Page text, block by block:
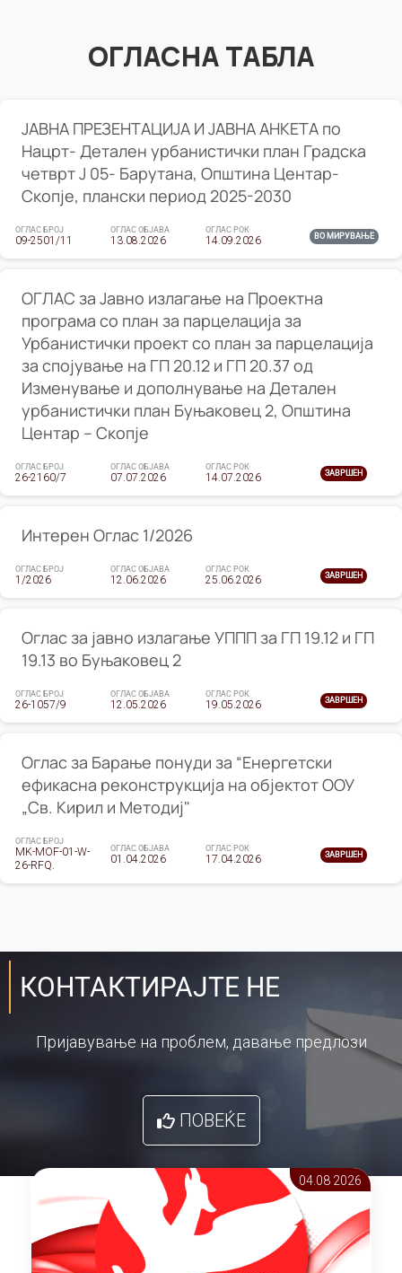
ОГЛАСНА ТАБЛА
ЈАВНА ПРЕЗЕНТАЦИЈА И ЈАВНА АНКЕТА по
Нацрт- Детален урбанистички план Градска
четврт Ј 05- Барутана, Општина Центар-
Скопје, плански период 2025-2030
ОГЛАС БРОЈ
09-2501/11
ОГЛАС ОБЈАВА
13.08.2026
ОГЛАС РОК
14.09.2026 ВО МИРУВАЊЕ
ОГЛАС за Јавно излагање на Проектна
програма со план за парцелација за
Урбанистички проект со план за парцелација
за спојување на ГП 20.12 и ГП 20.37 од
Изменување и дополнување на Детален
урбанистички план Буњаковец 2, Општина
Центар – Скопје
ОГЛАС БРОЈ
26-2160/7
ОГЛАС ОБЈАВА
07.07.2026
ОГЛАС РОК
14.07.2026 ЗАВРШЕН
Интерен Оглас 1/2026
ОГЛАС БРОЈ
1/2026
ОГЛАС ОБЈАВА
12.06.2026
ОГЛАС РОК
25.06.2026 ЗАВРШЕН
Оглас за јавно излагање УППП за ГП 19.12 и ГП
19.13 во Буњаковец 2
ОГЛАС БРОЈ
26-1057/9
ОГЛАС ОБЈАВА
12.05.2026
ОГЛАС РОК
19.05.2026 ЗАВРШЕН
Оглас за Барање понуди за “Енергетски
ефикасна реконструкција на објектот ООУ
„Св. Кирил и Методиј"
ОГЛАС БРОЈ
MK-MOF-01-W-
26-RFQ.
ОГЛАС ОБЈАВА
01.04.2026
ОГЛАС РОК
17.04.2026 ЗАВРШЕН
КОНТАКТИРАЈТЕ НЕ
Пријавување на проблем, давање предлози
ПОВЕЌЕ
04.08 2026